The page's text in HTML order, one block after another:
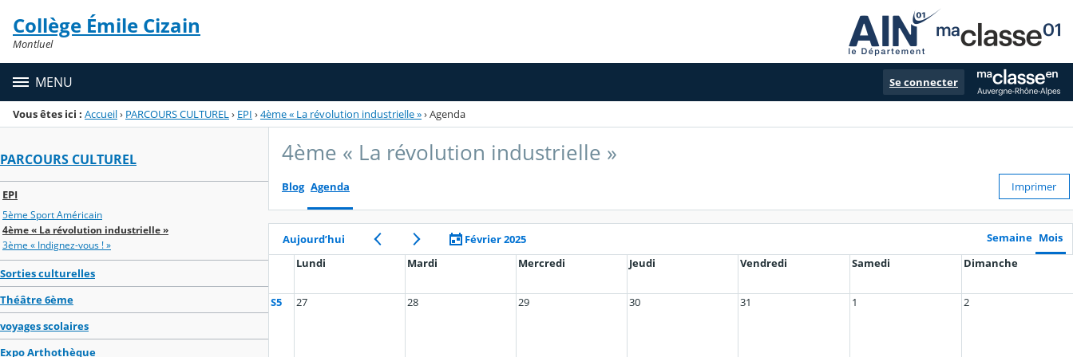
Menu de la rubrique
Contenu
Collège Émile Cizain
Montluel
MENU Se connecter
Vous êtes ici : Accueil› PARCOURS CULTUREL› EPI ›4ème « La révolution industrielle »›Agenda
PARCOURS CULTUREL
EPI
5ème Sport Américain
4ème « La révolution industrielle »
3ème « Indignez-vous ! »
Sorties culturelles
Théâtre 6ème
voyages scolaires
Expo Arthothèque
4ème « La révolution industrielle »
Blog Agenda Imprimer
Aujourd’hui Février 2025 Semaine Mois
Lundi
Mardi Mercredi Jeudi Vendredi Samedi Dimanche
S5 27 28 29 30 31 1 2